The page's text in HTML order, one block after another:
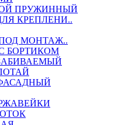
ПРУЖИННЫЙ
КРЕПЛЕНИ..
МОНТАЖ..
БОРТИКОМ